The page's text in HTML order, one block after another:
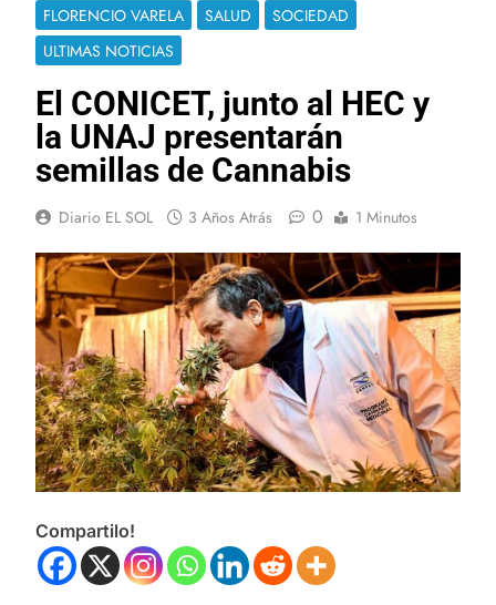
FLORENCIO VARELA SALUD
SOCIEDAD
ULTIMAS NOTICIAS
El CONICET, junto al HEC y
la UNAJ presentarán
semillas de Cannabis
Diario EL SOL 3 Años Atrás 0 1 Minutos
Compartilo!